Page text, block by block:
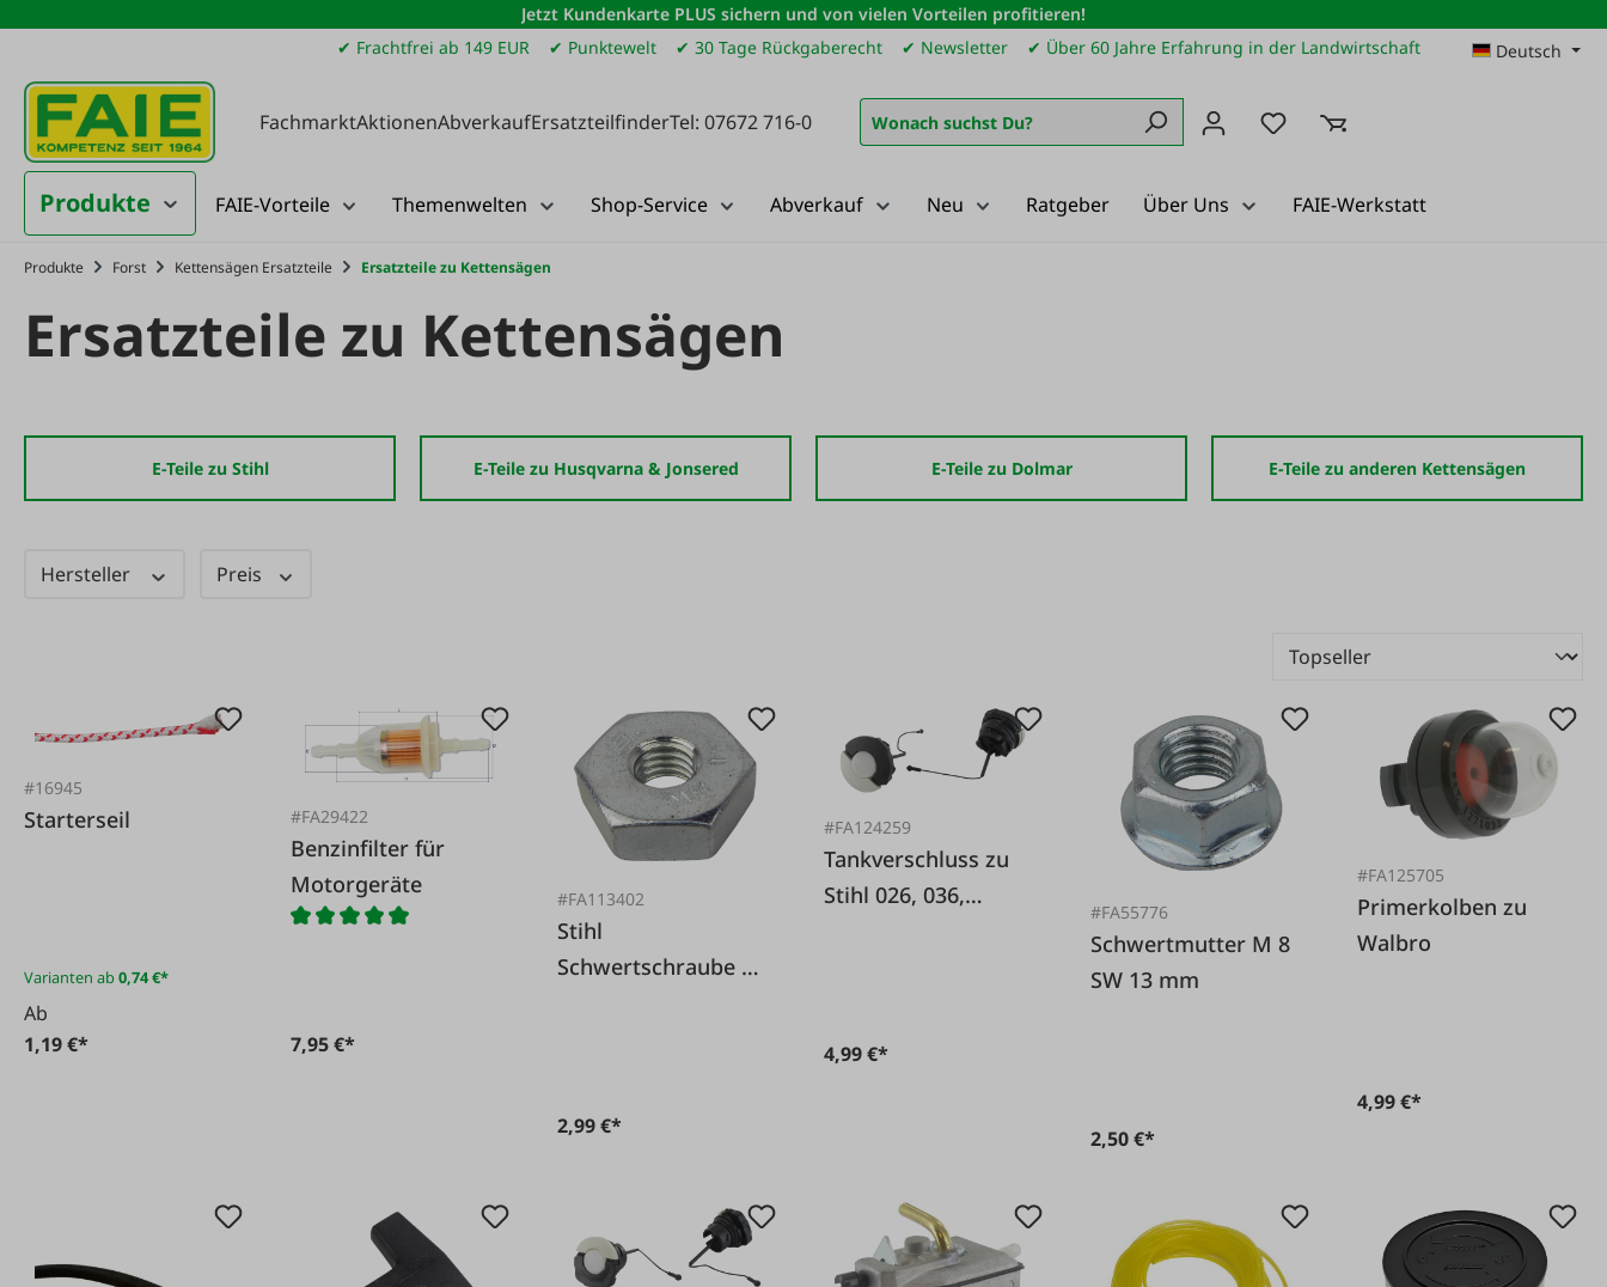
Hauptinhalt springen
Zur Suche springen
Zur Hauptnavigation springen
Jetzt Kundenkarte PLUS sichern und von vielen Vorteilen profitieren!
✔ Frachtfrei ab 149 EUR
✔ Punktewelt ✔ 30 Tage Rückgaberecht ✔ Newsletter ✔ Über 60 Jahre Erfahrung in der Landwirtschaft Deutsch
FachmarktAktionenAbverkaufErsatzteilfinderTel: 07672 716-0 Du hast 0 Produkte auf dem
Produkte FAIE-Vorteile Themenwelten Shop-Service Abverkauf Neu Ratgeber Über Uns FAIE-Werkstatt
Produkte Forst Kettensägen Ersatzteile Ersatzteile zu Kettensägen
Ersatzteile zu Kettensägen
E-Teile zu Stihl E-Teile zu Husqvarna & Jonsered E-Teile zu Dolmar E-Teile zu anderen Kettensägen
Hersteller Preis
#16945
Starterseil
Varianten ab0,74 €*
Ab
1,19 €*
#FA29422
Benzinfilter für
Motorgeräte
7,95 €*
#FA113402
Stihl
Schwertschraube M8
2,99 €*
#FA124259
Tankverschluss zu
Stihl 026, 036,
4,99 €*
#FA55776
Schwertmutter M 8
SW 13 mm
2,50 €*
#FA125705
Primerkolben zu
Walbro
4,99 €*